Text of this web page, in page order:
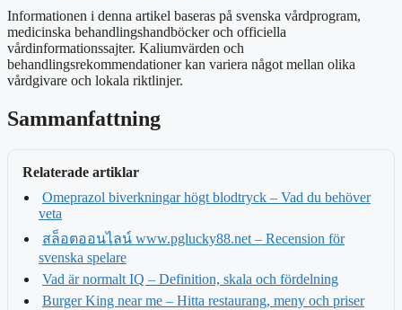
Informationen i denna artikel baseras på svenska vårdprogram,
medicinska behandlingshandböcker och officiella
vårdinformationssajter. Kaliumvärden och
behandlingsrekommendationer kan variera något mellan olika
vårdgivare och lokala riktlinjer.
Sammanfattning
Relaterade artiklar
Omeprazol biverkningar högt blodtryck – Vad du behöver
veta
สล็อตออนไลน์ www.pglucky88.net – Recension för
svenska spelare
Vad är normalt IQ – Definition, skala och fördelning
Burger King near me – Hitta restaurang, meny och priser